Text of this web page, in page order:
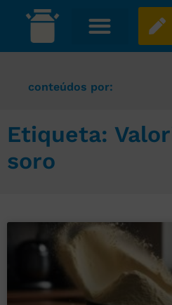
conteúdos por:
Etiqueta:
soro